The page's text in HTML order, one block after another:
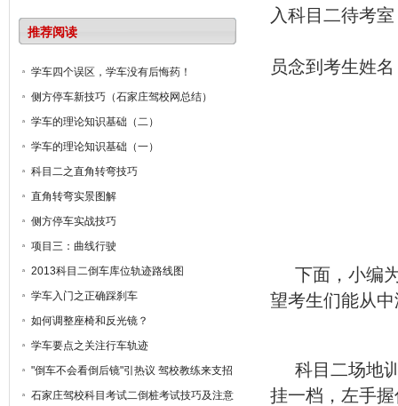
推荐阅读
学车四个误区，学车没有后悔药！
侧方停车新技巧（石家庄驾校网总结）
学车的理论知识基础（二）
学车的理论知识基础（一）
科目二之直角转弯技巧
直角转弯实景图解
侧方停车实战技巧
项目三：曲线行驶
2013科目二倒车库位轨迹路线图
学车入门之正确踩刹车
如何调整座椅和反光镜？
学车要点之关注行车轨迹
"倒车不会看倒后镜"引热议 驾校教练来支招
石家庄驾校科目考试二倒桩考试技巧及注意
入科目二待考
员念到考生姓
下面，小编
望考生们能从
科目二场地
挂一档，左手